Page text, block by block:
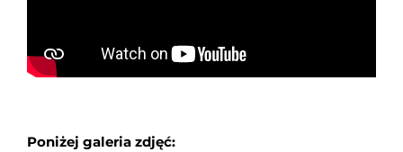
Poniżej galeria zdjęć: